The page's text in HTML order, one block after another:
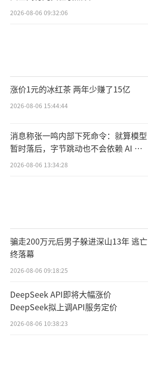
2026-08-06 09:32:06
涨价1元的冰红茶 两年少赚了15亿
2026-08-06 15:44:44
消息称张一鸣内部下死命令：就算模型
暂时落后，字节跳动也不会依赖 AI 蒸
馏技术
2026-08-06 13:34:28
骗走200万元后男子躲进深山13年 逃亡
终落幕
2026-08-06 09:18:25
DeepSeek API即将大幅涨价
DeepSeek拟上调API服务定价
2026-08-06 10:38:23